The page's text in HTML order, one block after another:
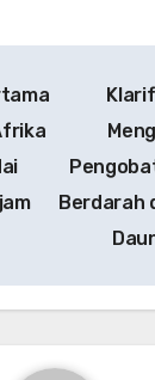
Berdarah